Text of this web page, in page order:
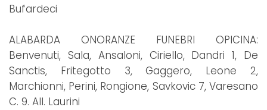
Bufardeci
ALABARDA ONORANZE FUNEBRI OPICINA:
Benvenuti, Sala, Ansaloni, Ciriello, Dandri 1, De
Sanctis, Fritegotto 3, Gaggero, Leone 2,
Marchionni, Perini, Rongione, Savkovic 7, Varesano
C. 9. All. Laurini